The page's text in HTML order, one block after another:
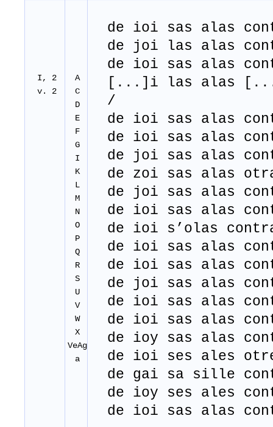
I, 2
v. 2
A
C
D
E
F
G
I
K
L
M
N
O
P
Q
R
S
U
V
W
X
VeAg
a
de ioi sas alas
de joi las alas
de ioi sas alas
[...]i las alas
/
de ioi sas alas
de ioi sas alas
de joi sas alas
de zoi sas alas
de joi sas alas
de ioi sas alas
de ioi s’olas
de ioi sas alas
de ioi sas alas
de joi sas alas
de ioi sas alas
de ioi sas alas
de ioy sas alas
de ioi ses ales
de gai sa sille
de ioy ses ales
de ioi sas alas